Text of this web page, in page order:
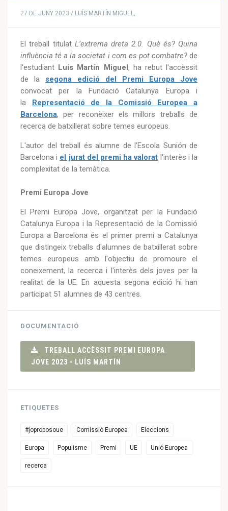
27 DE JUNY 2023 / LUÍS MARTÍN MIGUEL,
El treball titulat L’extrema dreta 2.0. Què és? Quina
influència té a la societat i com es pot combatre? de
l'estudiant Luís Martín Miguel, ha rebut l'accèssit
de la segona edició del Premi Europa Jove
convocat per la Fundació Catalunya Europa i
la Representació de la Comissió Europea a
Barcelona, per reconèixer els millors treballs de
recerca de batxillerat sobre temes europeus.
L'autor del treball és alumne de l'Escola Sunión de
Barcelona i el jurat del premi ha valorat l'interès i la
complexitat de la temàtica.
Premi Europa Jove
El Premi Europa Jove, organitzat per la Fundació
Catalunya Europa i la Representació de la Comissió
Europa a Barcelona és el primer premi a Catalunya
que distingeix treballs d'alumnes de batxillerat sobre
temes europeus amb l'objectiu de promoure el
coneixement, la recerca i l'interès dels joves per la
realitat de la UE. En aquesta segona edició hi han
participat 51 alumnes de 43 centres.
DOCUMENTACIÓ
TREBALL ACCÈSSIT PREMI EUROPA
JOVE 2023 - LUÍS MARTÍN
ETIQUETES
#joproposoue Comissió Europea Eleccions
Europa Populisme Premi UE Unió Europea
recerca